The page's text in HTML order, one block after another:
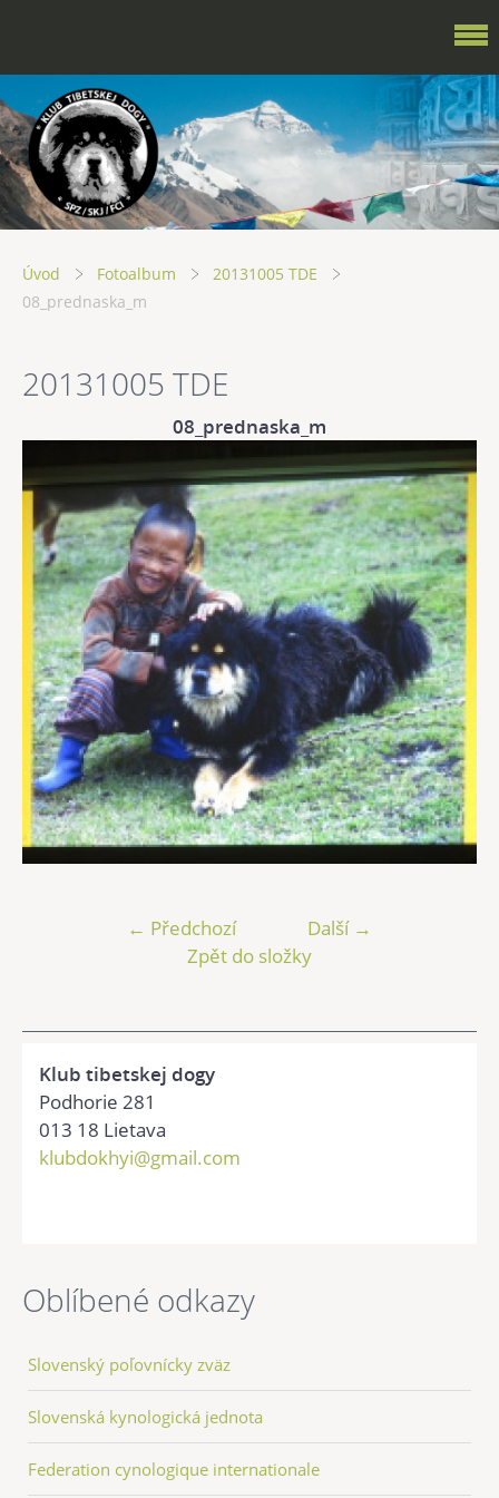
Úvod Fotoalbum
20131005 TDE
08_prednaska_m
20131005 TDE
08_prednaska_m
← Předchozí
Další →
Zpět do složky
Klub tibetskej dogy
Podhorie 281
013 18 Lietava
klubdokhyi@gmail.com
Oblíbené odkazy
Slovenský poľovnícky zväz
Slovenská kynologická jednota
Federation cynologique internationale